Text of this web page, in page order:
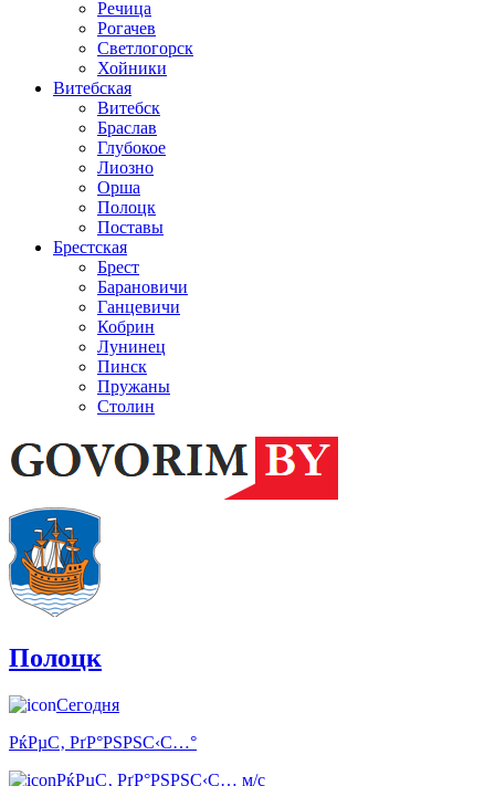
Речица
Рогачев
Светлогорск
Хойники
Витебская
Витебск
Браслав
Глубокое
Лиозно
Орша
Полоцк
Поставы
Брестская
Брест
Барановичи
Ганцевичи
Кобрин
Лунинец
Пинск
Пружаны
Столин
Полоцк
Сегодня
РќРµС‚ РґР°РЅРЅС‹С…°
РќРµС‚ РґР°РЅРЅС‹С… м/с